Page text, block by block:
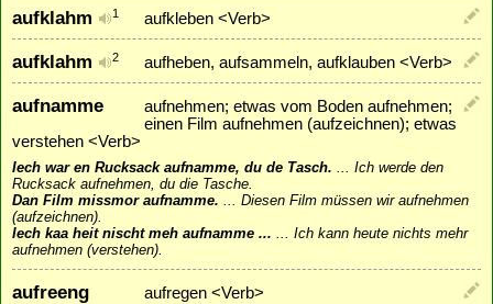
aufklahm 1 aufkleben <Verb>
aufklahm 2 aufheben, aufsammeln, aufklauben <Verb>
aufnamme
aufnehmen; etwas vom Boden aufnehmen;
einen Film aufnehmen (aufzeichnen); etwas
verstehen <Verb>
Iech war en Rucksack aufnamme, du de Tasch.
Ich werde den
Rucksack aufnehmen, du die Tasche.
Dan Film missmor aufnamme.
Diesen Film müssen wir aufnehmen
(aufzeichnen).
Iech kaa heit nischt meh aufnamme ...
Ich kann heute nichts mehr
aufnehmen (verstehen).
aufreeng aufregen <Verb>